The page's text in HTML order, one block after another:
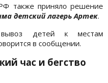
также приняло решение
детский лагерь Артек.
вывоз детей к местам
в сообщении.
час и бегство